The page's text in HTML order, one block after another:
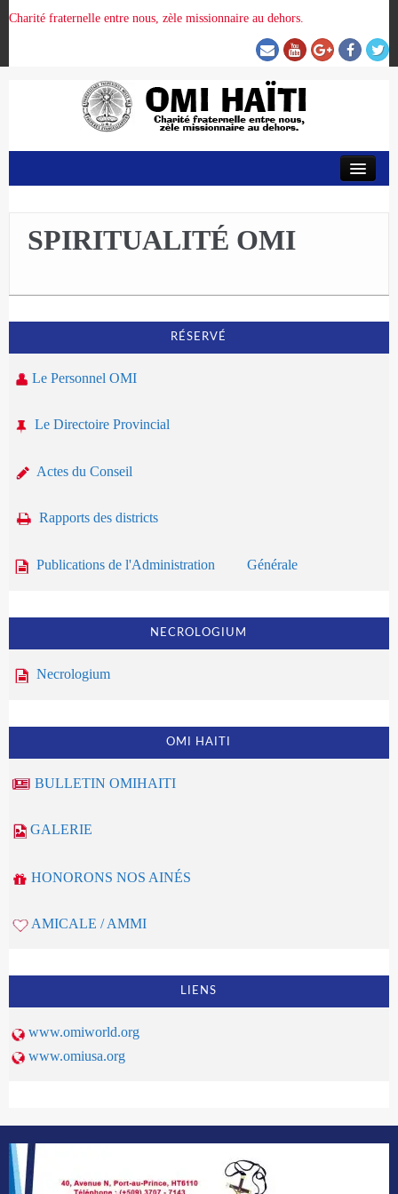
Charité fraternelle entre nous, zèle missionnaire au dehors.
ORGANISATION DE LA PROVINCE
NOUS CONTACTER
SPIRITUALITÉ OMI
RÉSERVÉ
Le Personnel OMI
Le Directoire Provincial
Actes du Conseil
Rapports des districts
Publications de l'Administration Générale
NECROLOGIUM
Necrologium
OMI HAITI
BULLETIN OMIHAITI
GALERIE
HONORONS NOS AINÉS
AMICALE / AMMI
LIENS
www.omiworld.org
www.omiusa.org